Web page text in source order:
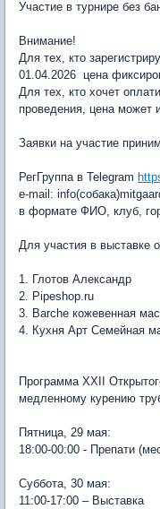
Участие в турнире без
Внимание!
Для тех, кто
01.04.2026 цена
Для тех, кто хочет
проведения, цена может
Заявки на участие
РегГруппа в Telegram
e-mail:
в формате ФИО, клуб,
Для участия в выставке
1. Глотов Александр
2. Pipeshop.ru
3. Barche кожевенная
4. Кухня Арт Семейная
Программа XXII
медленному курению
Пятница, 29 мая:
18:00-00:00 - Препати
Суббота, 30 мая:
11:00-17:00 – Выставка